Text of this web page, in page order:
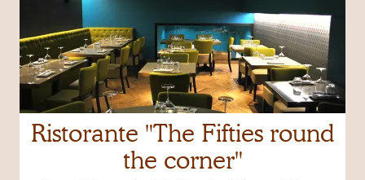
Ristorante "The Fifties round
the corner"